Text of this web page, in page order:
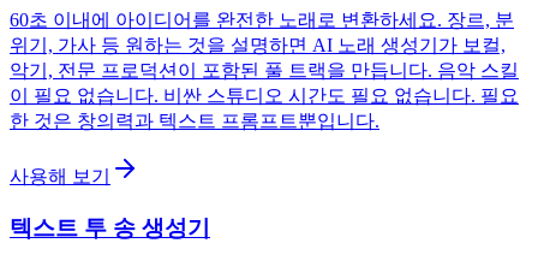
60초 이내에 아이디어를 완전한 노래로 변환하세요. 장르, 분
위기, 가사 등 원하는 것을 설명하면 AI 노래 생성기가 보컬,
악기, 전문 프로덕션이 포함된 풀 트랙을 만듭니다. 음악 스킬
이 필요 없습니다. 비싼 스튜디오 시간도 필요 없습니다. 필요
한 것은 창의력과 텍스트 프롬프트뿐입니다.
사용해 보기
텍스트 투 송 생성기